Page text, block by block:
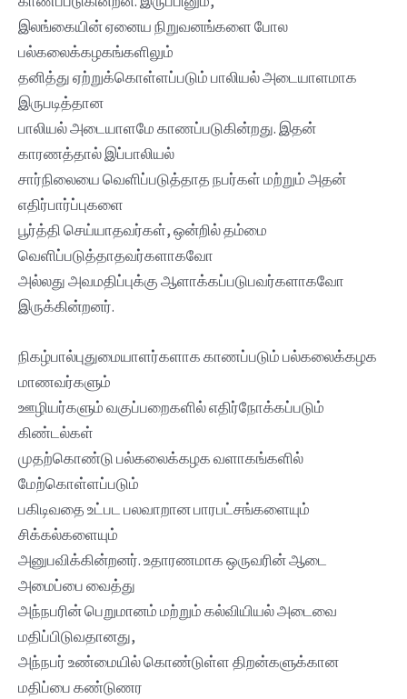
இலங்கையின் ஏனைய நிறுவனங்களை போல
பல்கலைக்கழகங்களிலும்
தனித்து ஏற்றுக்கொள்ளப்படும் பாலியல் அடையாளமாக
இருபடித்தான
பாலியல் அடையாளமே காணப்படுகின்றது. இதன்
காரணத்தால் இப்பாலியல்
சார்நிலையை வெளிப்படுத்தாத நபர்கள் மற்றும் அதன்
எதிர்பார்ப்புகளை
பூர்த்தி செய்யாதவர்கள், ஒன்றில் தம்மை
வெளிப்படுத்தாதவர்களாகவோ
அல்லது அவமதிப்புக்கு ஆளாக்கப்படுபவர்களாகவோ
இருக்கின்றனர்.
நிகழ்பால்புதுமையாளர்களாக காணப்படும் பல்கலைக்கழக
மாணவர்களும்
ஊழியர்களும் வகுப்பறைகளில் எதிர்நோக்கப்படும்
கிண்டல்கள்
முதற்கொண்டு பல்கலைக்கழக வளாகங்களில்
மேற்கொள்ளப்படும்
பகிடிவதை உட்பட பலவாறான பாரபட்சங்களையும்
சிக்கல்களையும்
அனுபவிக்கின்றனர். உதாரணமாக ஒருவரின் ஆடை
அமைப்பை வைத்து
அந்நபரின் பெறுமானம் மற்றும் கல்வியியல் அடைவை
மதிப்பிடுவதானது,
அந்நபர் உண்மையில் கொண்டுள்ள திறன்களுக்கான
மதிப்பை கண்டுணர